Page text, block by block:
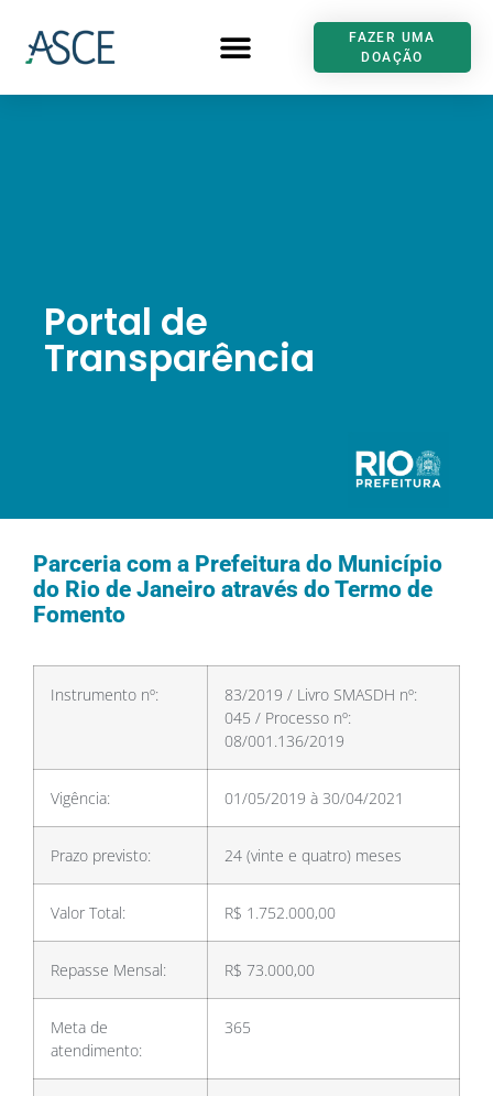
FAZER UMA
DOAÇÃO
Portal de
Transparência
Parceria com a Prefeitura do Município
do Rio de Janeiro através do Termo de
Fomento
Instrumento nº:
83/2019 / Livro SMASDH nº:
045 / Processo nº:
08/001.136/2019
Vigência: 01/05/2019 à 30/04/2021
Prazo previsto: 24 (vinte e quatro) meses
Valor Total: R$ 1.752.000,00
Repasse Mensal: R$ 73.000,00
Meta de
atendimento:
365